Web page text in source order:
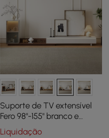
Suporte de TV extensível
Fero 98"-155" branco e
nogueira com estante e luz
Liquidação